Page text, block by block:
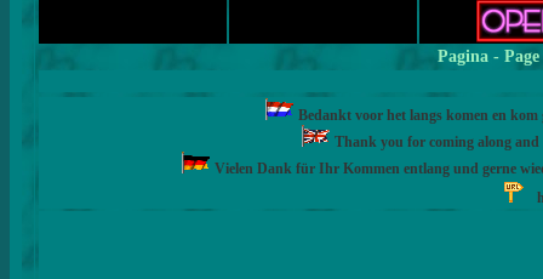
Pagina -
Bedankt voor het langs komen en
Thank you for coming along and
Vielen Dank für Ihr Kommen entlang und gerne